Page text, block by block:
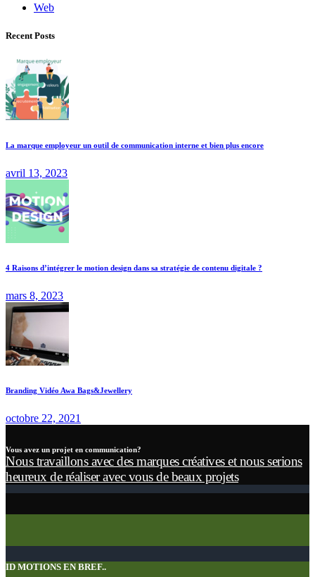
Web
Recent Posts
La marque employeur un outil de communication interne et bien plus encore
avril 13, 2023
4 Raisons d’intégrer le motion design dans sa stratégie de contenu digitale ?
mars 8, 2023
Branding Vidéo Awa Bags&Jewellery
octobre 22, 2021
Vous avez un projet en communication?
Nous travaillons avec des marques créatives et nous serions
heureux de réaliser avec vous de beaux projets
ID MOTIONS EN BREF..